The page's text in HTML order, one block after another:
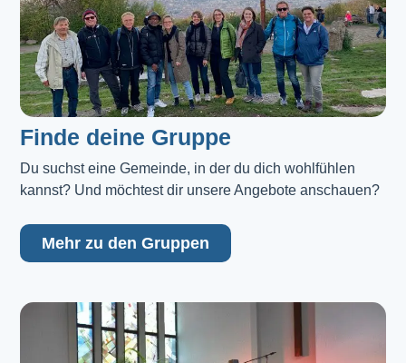
Finde deine Gruppe
Du suchst eine Gemeinde, in der du dich wohlfühlen
kannst? Und möchtest dir unsere Angebote anschauen?
Mehr zu den Gruppen